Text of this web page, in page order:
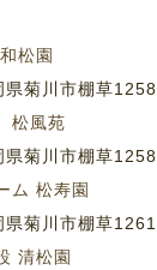
松園
菊川市棚草
松風苑
菊川市棚草
ム 松寿園
菊川市棚草
清松園